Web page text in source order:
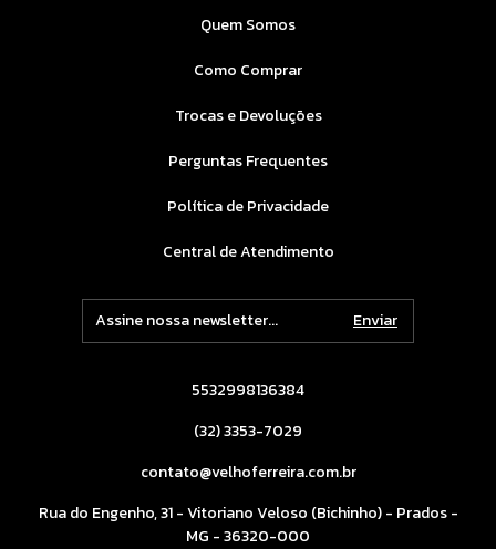
Quem Somos
Como Comprar
Trocas e Devoluções
Perguntas Frequentes
Política de Privacidade
Central de Atendimento
5532998136384
(32) 3353-7029
contato@velhoferreira.com.br
Rua do Engenho, 31 - Vitoriano Veloso (Bichinho) - Prados -
MG - 36320-000